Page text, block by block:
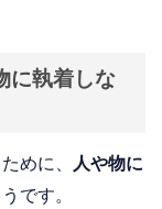
に執着しな
めに、
人や物に
です。